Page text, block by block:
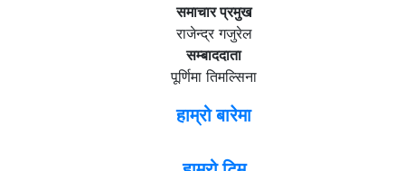
समाचार प्रमुख
राजेन्द्र गजुरेल
सम्बाददाता
पूर्णिमा तिमल्सिना
हाम्रो बारेमा